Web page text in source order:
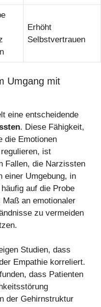
Erhöht
Selbstvertrauen
Umgang mit
eine entscheidende
. Diese Fähigkeit,
die Emotionen
ist
Fallen, die Narzissten
einer Umgebung, in
häufig auf die Probe
an emotionaler
zu vermeiden
Studien, dass
Empathie korreliert.
dass Patienten
der Gehirnstruktur